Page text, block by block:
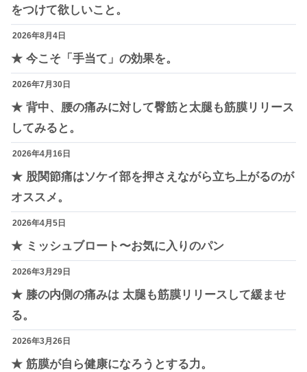
をつけて欲しいこと。
2026年8月4日
★ 今こそ「手当て」の効果を。
2026年7月30日
★ 背中、腰の痛みに対して臀筋と太腿も筋膜リリース
してみると。
2026年4月16日
★ 股関節痛はソケイ部を押さえながら立ち上がるのが
オススメ。
2026年4月5日
★ ミッシュブロート〜お気に入りのパン
2026年3月29日
★ 膝の内側の痛みは 太腿も筋膜リリースして緩ませ
る。
2026年3月26日
★ 筋膜が自ら健康になろうとする力。